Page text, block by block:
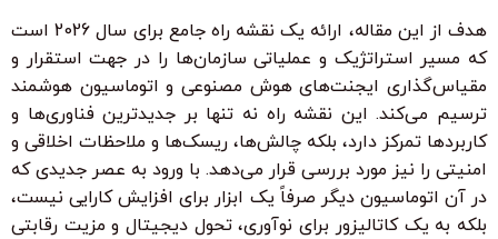
هدف از این مقاله، ارائه یک نقشه راه جامع برای سال 2026
است
که مسیر استراتژیک و عملیاتی سازمان‌ها را در جهت استقرار و
مقیاس‌گذاری ایجنت‌های هوش مصنوعی و اتوماسیون هوشمند
ترسیم می‌کند. این نقشه راه نه تنها بر جدیدترین فناوری‌ها و
کاربردها تمرکز دارد، بلکه چالش‌ها، ریسک‌ها و ملاحظات اخلاقی و
امنیتی را نیز مورد بررسی قرار می‌دهد. با ورود به عصر جدیدی که
در آن اتوماسیون دیگر صرفاً یک ابزار برای افزایش کارایی نیست،
بلکه به یک کاتالیزور برای نوآوری، تحول دیجیتال و مزیت رقابتی